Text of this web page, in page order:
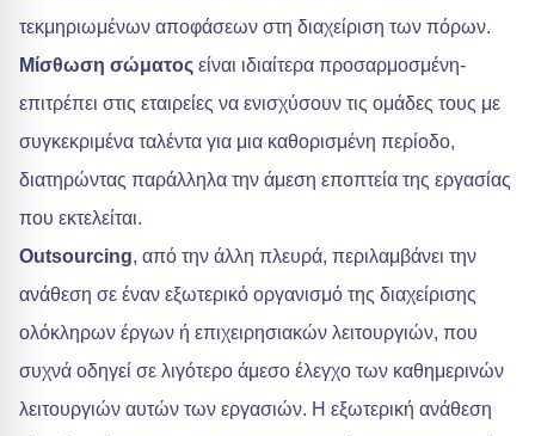
τεκμηριωμένων αποφάσεων στη διαχείριση των πόρων.
Μίσθωση σώματος είναι ιδιαίτερα προσαρμοσμένη-
επιτρέπει στις εταιρείες να ενισχύσουν τις ομάδες τους με
συγκεκριμένα ταλέντα για μια καθορισμένη περίοδο,
διατηρώντας παράλληλα την άμεση εποπτεία της εργασίας
που εκτελείται.
Outsourcing, από την άλλη πλευρά, περιλαμβάνει την
ανάθεση σε έναν εξωτερικό οργανισμό της διαχείρισης
ολόκληρων έργων ή επιχειρησιακών λειτουργιών, που
συχνά οδηγεί σε λιγότερο άμεσο έλεγχο των καθημερινών
λειτουργιών αυτών των εργασιών. Η εξωτερική ανάθεση